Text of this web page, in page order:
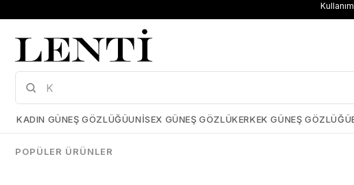
Mesafeli
Çerez Kullanımı
kullanmaktayız. Detaylı bilgi için kişisel verilerin korunması hakkında
açıklama metnimizi inceleyebilirsiniz.
KADIN GÜNEŞ GÖZLÜĞÜUNISEX GÜNEŞ GÖZLÜKERKEK GÜNEŞ GÖZLÜĞÜ
POPÜLER ÜRÜNLER